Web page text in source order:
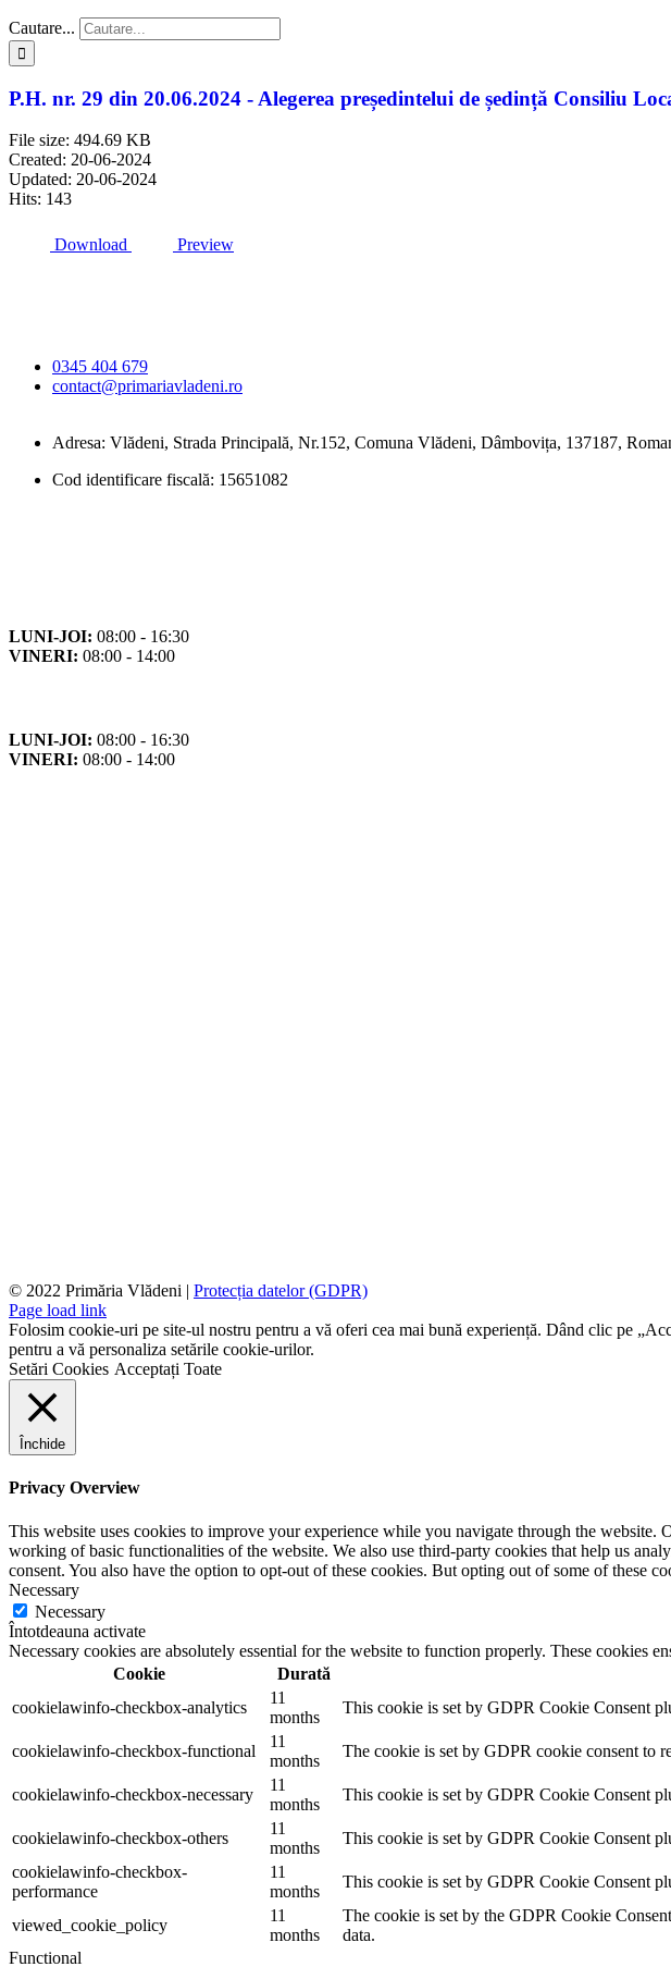
Cautare...
P.H. nr. 29 din 20.06.2024 - Alegerea președintelui de ședință Consiliu
File size: 494.69 KB
Created: 20-06-2024
Updated: 20-06-2024
Hits: 143
Download Preview
0345 404 679
contact@primariavladeni.ro
Adresa: Vlădeni, Strada Principală, Nr.152, Comuna Vlădeni, Dâmbovița, 137187,
Cod identificare fiscală: 15651082
LUNI-JOI: 08:00 - 16:30
VINERI: 08:00 - 14:00
LUNI-JOI: 08:00 - 16:30
VINERI: 08:00 - 14:00
© 2022 Primăria Vlădeni | Protecția datelor (GDPR)
Page load link
Folosim cookie-uri pe site-ul nostru pentru a vă oferi cea mai bună experiență. Dând clic pe
pentru a vă personaliza setările cookie-urilor.
Setări Cookies Acceptați Toate
Închide
Privacy Overview
This website uses cookies to improve your experience while you navigate through the website.
working of basic functionalities of the website. We also use third-party cookies that help us
consent. You also have the option to opt-out of these cookies. But opting out of some of these
Necessary
Necessary
Întotdeauna activate
Necessary cookies are absolutely essential for the website to function properly. These cookies
Cookie
Durată
cookielawinfo-checkbox-analytics
11
months
This cookie is set by GDPR Cookie Consent
cookielawinfo-checkbox-functional
11
months
The cookie is set by GDPR cookie consent to
cookielawinfo-checkbox-necessary
11
months
This cookie is set by GDPR Cookie Consent
cookielawinfo-checkbox-others
11
months
This cookie is set by GDPR Cookie Consent
cookielawinfo-checkbox-
performance
11
months
This cookie is set by GDPR Cookie Consent
viewed_cookie_policy
11
months
The cookie is set by the GDPR Cookie
data.
Functional